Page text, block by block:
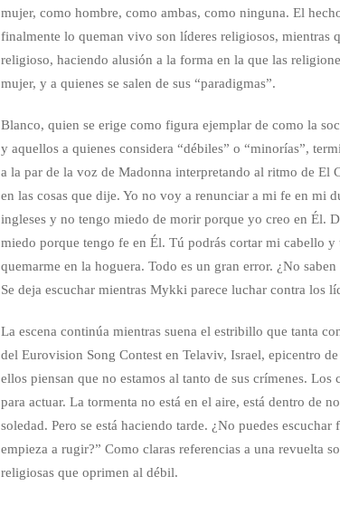
mujer, como hombre, como ambas, como ninguna. El
finalmente lo queman vivo son líderes religiosos, mientras
religioso, haciendo alusión a la forma en la que las
mujer, y a quienes se salen de sus “paradigmas”.
Blanco, quien se erige como figura ejemplar de como la
y aquellos a quienes considera “débiles” o “minorías”,
a la par de la voz de Madonna interpretando al ritmo de El
en las cosas que dije. Yo no voy a renunciar a mi fe en mi
ingleses y no tengo miedo de morir porque yo creo en Él.
miedo porque tengo fe en Él. Tú podrás cortar mi cabello
quemarme en la hoguera. Todo es un gran error. ¿No
Se deja escuchar mientras Mykki parece luchar contra los
La escena continúa mientras suena el estribillo que tanta
del Eurovision Song Contest en Telaviv, Israel, epicentro
ellos piensan que no estamos al tanto de sus crímenes.
para actuar. La tormenta no está en el aire, está dentro de
soledad. Pero se está haciendo tarde. ¿No puedes
empieza a rugir?” Como claras referencias a una revuelta
religiosas que oprimen al débil.